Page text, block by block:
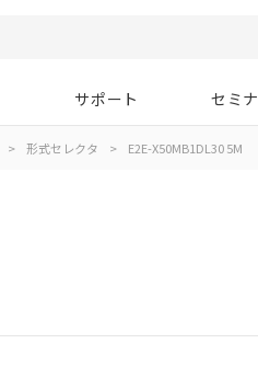
サポート セミナ
> 形式セレクタ > E2E-X50MB1DL30 5M